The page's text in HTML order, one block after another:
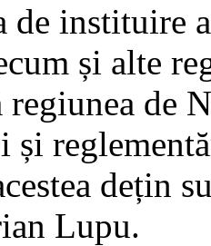
instituire
și alte
regiunea de
și
dețin
Lupu.